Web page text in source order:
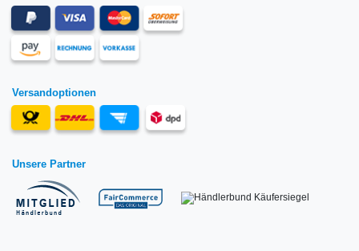
Versandoptionen
Unsere Partner